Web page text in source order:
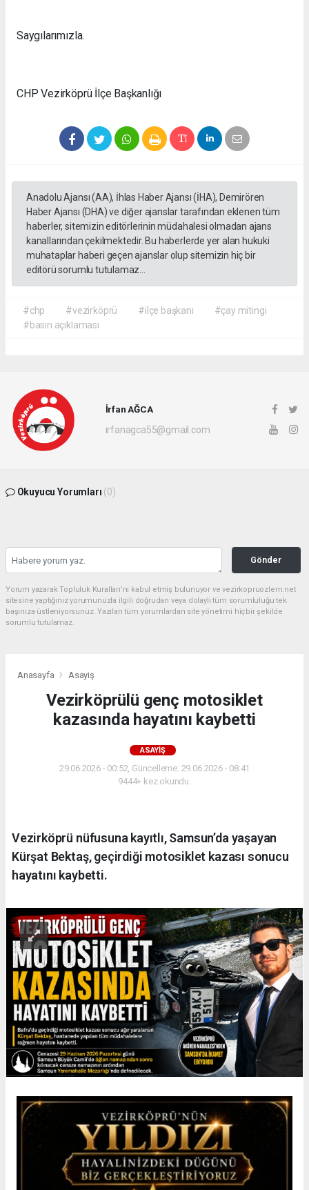
Saygılarımızla.
CHP Vezirköprü İlçe Başkanlığı
Anadolu Ajansı (AA), İhlas Haber Ajansı (İHA), Demirören
Haber Ajansı (DHA) ve diğer ajanslar tarafından eklenen tüm
haberler, sitemizin editörlerinin müdahalesi olmadan ajans
kanallarından çekilmektedir. Bu haberlerde yer alan hukuki
muhataplar haberi geçen ajanslar olup sitemizin hiç bir
editörü sorumlu tutulamaz...
#chp #vezirköprü #ilçe başkanı
#çay mitingi
#basın açıklaması
İrfan AĞCA
irfanagca55@gmail.com
Okuyucu Yorumları (0)
Gönder
Yorum yazarak Topluluk Kuralları’nı kabul etmiş bulunuyor ve vezirkopruozlem.net
sitesine yaptığınız yorumunuzla ilgili doğrudan veya dolaylı tüm sorumluluğu tek
başınıza üstleniyorsunuz. Yazılan tüm yorumlardan site yönetimi hiçbir şekilde
sorumlu tutulamaz.
Anasayfa Asayiş
Vezirköprülü genç motosiklet
kazasında hayatını kaybetti
ASAYIŞ
29.06.2026 - 00:52, Güncelleme: 29.06.2026 - 08:41
9444+ kez okundu.
Vezirköprü nüfusuna kayıtlı, Samsun’da yaşayan
Kürşat Bektaş, geçirdiği motosiklet kazası sonucu
hayatını kaybetti.